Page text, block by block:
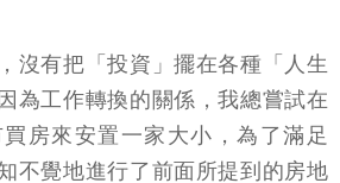
沒有把「投資」擺在各種「人生
為工作轉換的關係，我總嘗試在
房來安置一家大小，為了滿足
不覺地進行了前面所提到的房地